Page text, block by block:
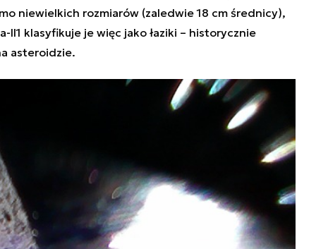
niewielkich rozmiarów (zaledwie 18 cm średnicy),
II1 klasyfikuje je więc jako łaziki – historycznie
asteroidzie.